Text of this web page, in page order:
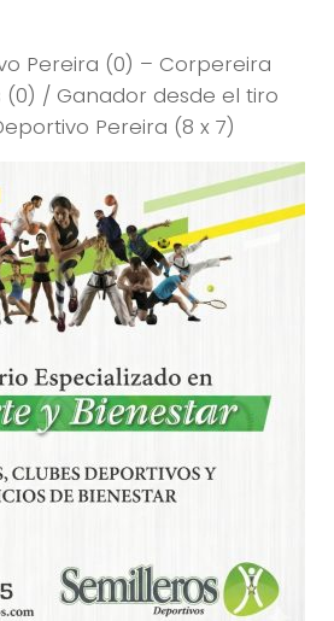
Pereira (0) – Corpereira
(0) / Ganador desde el tiro
Pereira (8 x 7)